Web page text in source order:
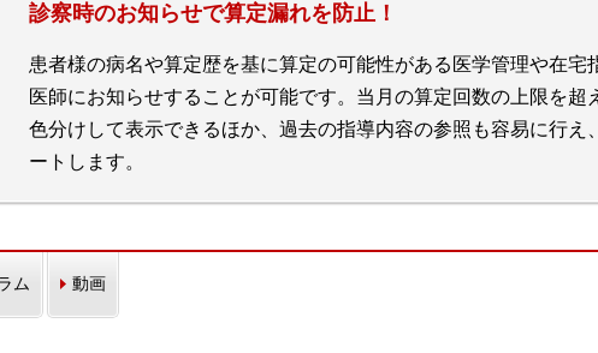
診察時のお知らせで算定漏れを防止！
患者様の病名や算定歴を基に算定の可能性がある医学管理や在宅
医師にお知らせすることが可能です。当月の算定回数の上限を超
色分けして表示できるほか、過去の指導内容の参照も容易に行え
ートします。
ム 動画